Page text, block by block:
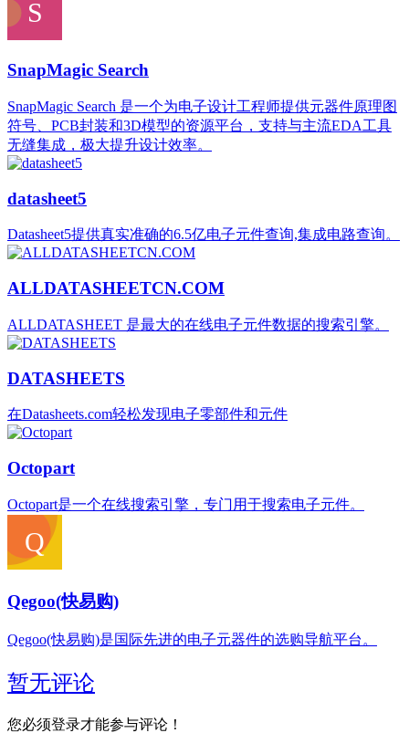
SnapMagic Search
SnapMagic Search 是一个为电子设计工程师提供元器件原理图
符号、PCB封装和3D模型的资源平台，支持与主流EDA工具
无缝集成，极大提升设计效率。
datasheet5
Datasheet5提供真实准确的6.5亿电子元件查询,集成电路查询。
ALLDATASHEETCN.COM
ALLDATASHEET 是最大的在线电子元件数据的搜索引擎。
DATASHEETS
在Datasheets.com轻松发现电子零部件和元件
Octopart
‌Octopart‌是一个在线搜索引擎，专门用于搜索电子元件。
Qegoo(快易购)
Qegoo(快易购)是国际先进的电子元器件的选购导航平台。
暂无评论
您必须登录才能参与评论！